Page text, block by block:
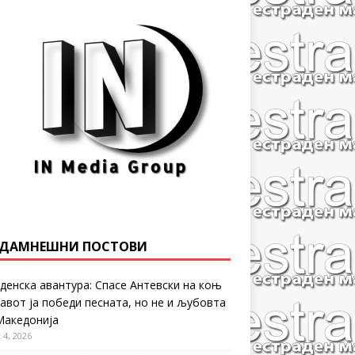
ПОСТОВИ
авантура: Спасе Антевски на коњ
ја победи песната, но не и љубовта
2026